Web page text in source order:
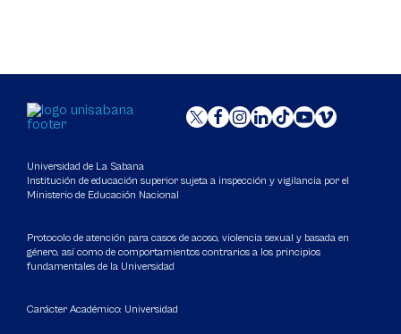
Universidad de La Sabana
Institución de educación superior sujeta a inspección y vigilancia por el
Ministerio de Educación Nacional
Protocolo de atención para casos de acoso, violencia sexual y basada en
género, así como de comportamientos contrarios a los principios
fundamentales de la Universidad
Carácter Académico: Universidad